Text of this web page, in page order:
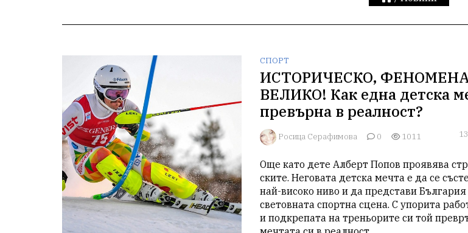
СПОРТ
ИСТОРИЧЕСКО,
ВЕЛИКО! Как една детска
превърна в реалност?
Росица Серафимова 0 1011
Още като дете Алберт Попов проявява
ските. Неговата детска мечта е да се
най-високо ниво и да представи
световната спортна сцена. С упорита
и подкрепата на треньорите си той